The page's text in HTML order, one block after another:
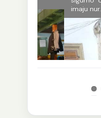
imaju nur. Iako ti